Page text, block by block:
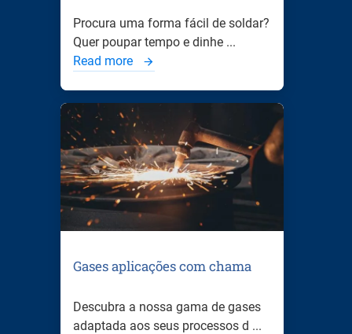
Procura uma forma fácil de soldar?
Quer poupar tempo e dinhe ...
Read more
Gases aplicações com chama
Descubra a nossa gama de gases
adaptada aos seus processos d ...